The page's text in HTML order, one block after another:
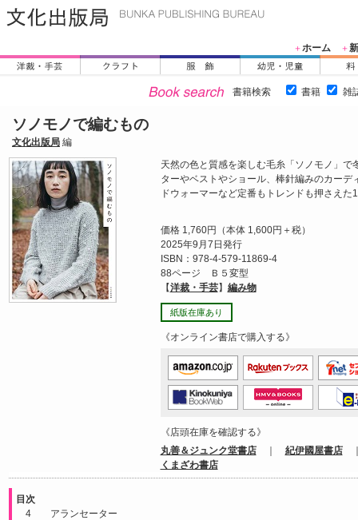
＋ホーム ＋
書籍検索 書籍 雑
ソノモノで編むもの
文化出版局 編
天然の色と質感を楽しむ毛糸「ソノモノ」で
ターやベストやショール、棒針編みのカーデ
ドウォーマーなど定番もトレンドも押さえた
価格 1,760円（本体 1,600円＋税）
2025年9月7日発行
ISBN：978-4-579-11869-4
88ページ Ｂ５変型
【洋裁・手芸】 編み物
紙版在庫あり
《オンライン書店で購入する》
《店頭在庫を確認する》
丸善＆ジュンク堂書店｜ 紀伊國屋書店
くまざわ書店
目次
4 アランセーター